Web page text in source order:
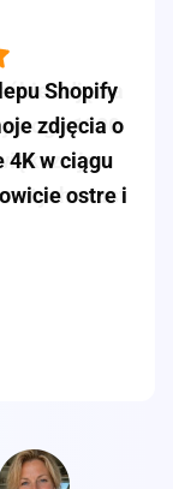
zdjęcia
1000
je
natychmiast